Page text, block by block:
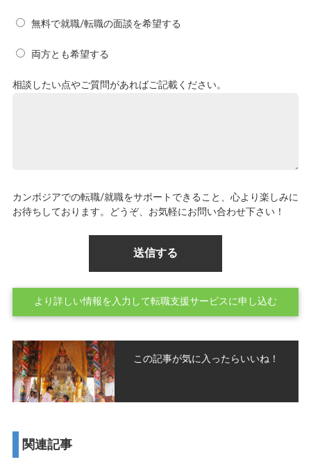
無料で就職/転職の面談を希望する
両方とも希望する
相談したい点やご質問があればご記載ください。
カンボジアでの転職/就職をサポートできること、心より楽しみに
お待ちしております。どうぞ、お気軽にお問い合わせ下さい！
より詳しい情報を入力して転職支援サービスに申し込む
この記事が気に入ったらいいね！
関連記事